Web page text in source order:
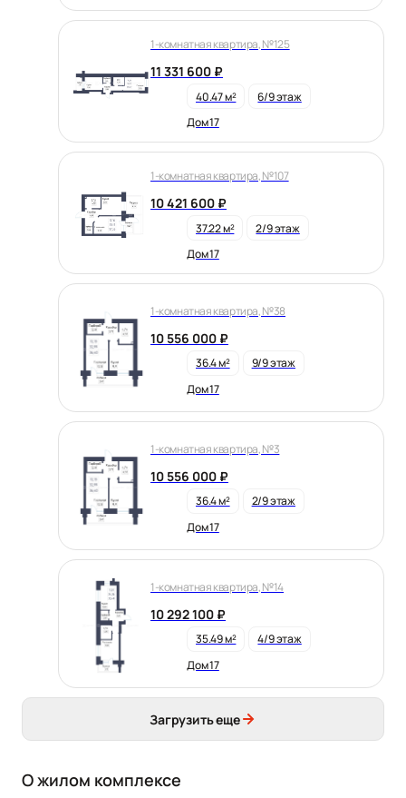
О жилом комплексе
1-комнатная квартира, №125
11 331 600 ₽
40.47 м²
6/9 этаж
Дом 17
1-комнатная квартира, №107
10 421 600 ₽
37.22 м²
2/9 этаж
Дом 17
1-комнатная квартира, №38
10 556 000 ₽
36.4 м²
9/9 этаж
Дом 17
1-комнатная квартира, №3
10 556 000 ₽
36.4 м²
2/9 этаж
Дом 17
1-комнатная квартира, №14
10 292 100 ₽
35.49 м²
4/9 этаж
Дом 17
Загрузить еще